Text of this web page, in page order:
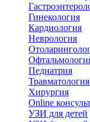
Гинекология
Кардиология
Неврология
Педиатрия
Хирургия
Online
УЗИ для детей